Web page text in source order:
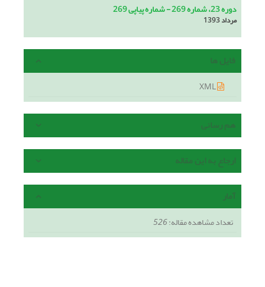
دوره 23، شماره 269 - شماره پیاپی 269
مرداد 1393
فایل ها
هم رسانی
ارجاع به این مقاله
آمار
تعداد مشاهده مقاله:526